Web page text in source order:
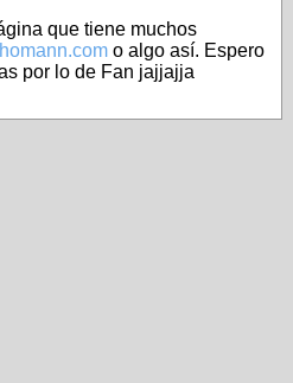
que tiene muchos
o algo así. Espero
por lo de Fan jajjajja